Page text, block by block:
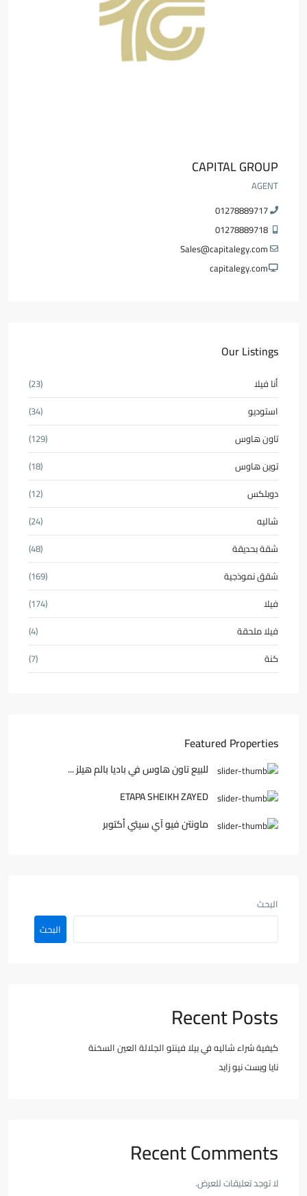
CAPITAL GROUP
AGENT
01278889717
01278889718
Sales@capitalegy.com
capitalegy.com
Our Listings
أنا فيلا
(23)
استوديو
(34)
تاون هاوس
(129)
توين هاوس
(18)
دوبلكس
(12)
شاليه
(24)
شقة بحديقة
(48)
شقق نموذجية
(169)
فيلا
(174)
فيلا ملحقة
(4)
كنة
(7)
Featured Properties
للبيع تاون هاوس في باديا بالم هيلز ...
ETAPA SHEIKH ZAYED
ماونتن فيو آي سيتي أكتوبر
البحث
البحث
Recent Posts
كيفية شراء شاليه في بيلا فينتو الجلالة العين السخنة
نايا ويست نيو زايد
Recent Comments
لا توجد تعليقات للعرض.